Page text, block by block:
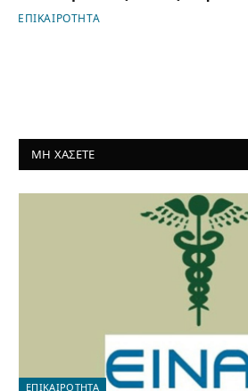
ΕΠΙΚΑΙΡΟΤΗΤΑ
ΜΗ ΧΑΣΕΤΕ
ΕΠΙΚΑΙΡΟΤΗΤΑ